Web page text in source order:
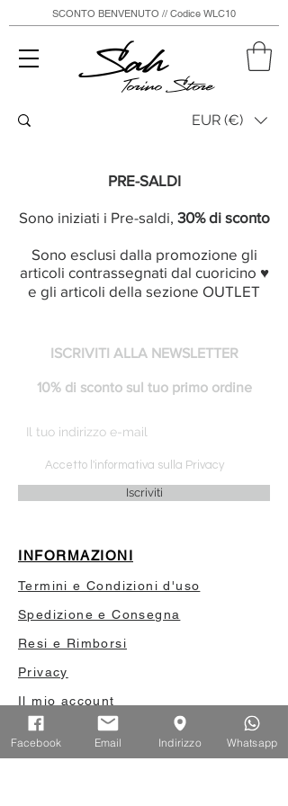
Sah
Torino Store
SCONTO BENVENUTO // Codice WLC10
EUR (€)
PRE-SALDI
Sono iniziati i Pre-saldi, 30% di sconto
Sono esclusi dalla promozione gli
articoli contrassegnati dal cuoricino ♥
e gli articoli della sezione OUTLET
ISCRIVITI ALLA NEWSLETTER
10% di sconto sul tuo primo ordine
Accetto l'informativa sulla Privacy
Iscriviti
INFORMAZIONI
Termini e Condizioni d'uso
Spedizione e Consegna
Resi e Rimborsi
Privacy
Il mio account
Privilege card
Contatti
Facebook Email Indirizzo Whatsapp